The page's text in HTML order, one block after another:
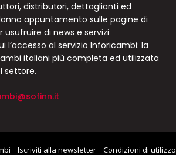
distributori, dettaglianti ed
appuntamento sulle pagine di
usufruire di news e servizi
l’accesso al servizio Inforicambi: la
italiani più completa ed utilizzata
settore.
Iscriviti alla newsletter Condizioni di utilizzo